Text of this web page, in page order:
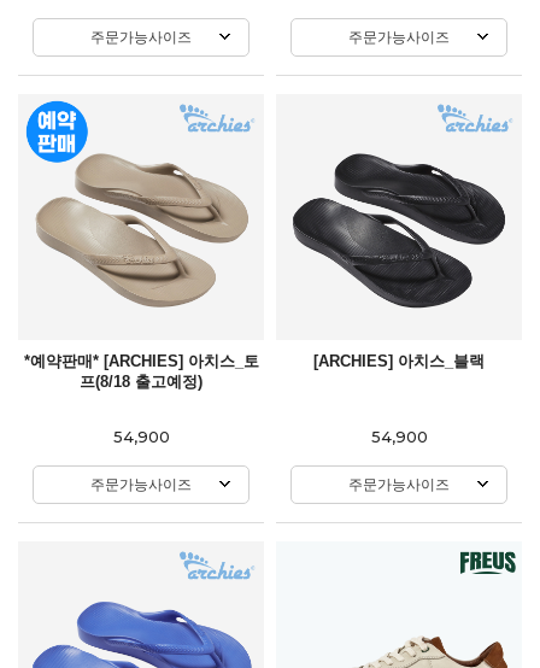
주문가능사이즈 주문가능사이즈
*예약판매* [ARCHIES] 아치스_토
프(8/18 출고예정)
54,900
주문가능사이즈
[ARCHIES] 아치스_블랙
54,900
주문가능사이즈